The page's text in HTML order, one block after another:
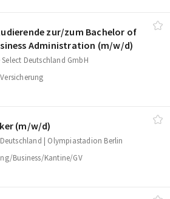
zur/​zum Bachelor of
Administration (m/​w/​d)
Select Deutschland GmbH
(m/​w/​d)
| Olympiastadion Berlin
Business/Kantine/GV